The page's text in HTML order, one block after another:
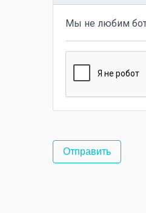
Мы не любим